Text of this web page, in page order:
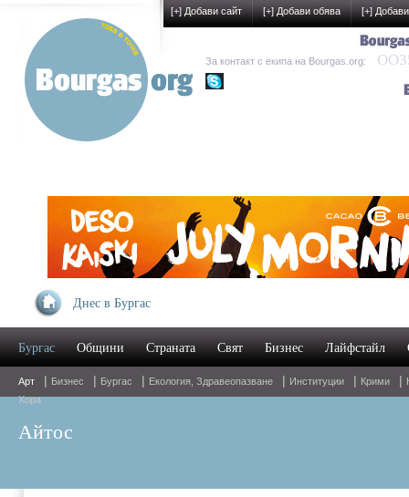
Днес в Бургас
Бургас Общини Страната Свят Бизнес Лайфстайл
Арт | Бизнес | Бургас | Екология, Здравеопазване | Институции | Крими |
Хора
Айтос
[+] Добави сайт [+] Добави обява [+]
За контакт с екипа на Bourgas.org: